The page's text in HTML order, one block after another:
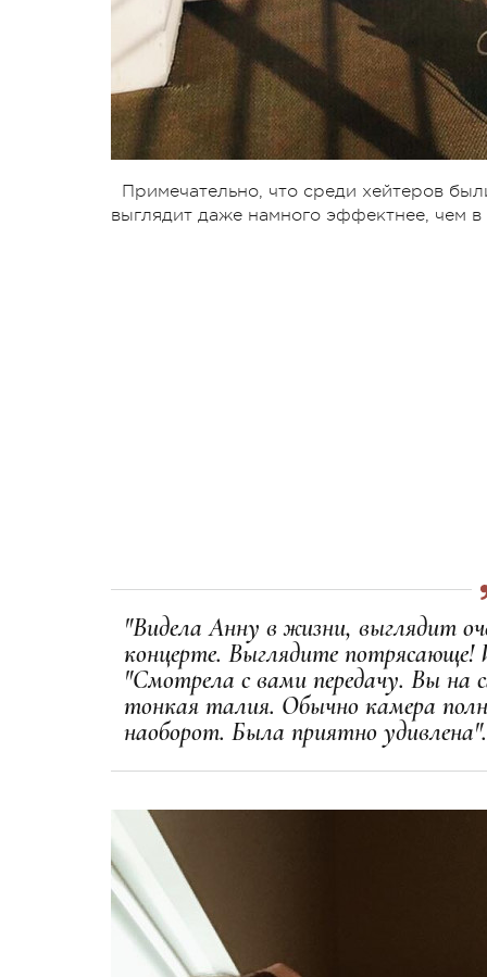
Примечательно, что среди хейтеров
выглядит даже намного эффектнее, чем в
"Видела Анну в жизни, выглядит
концерте. Выглядите
"Смотрела с вами передачу. Вы на
тонкая талия. Обычно камера
наоборот. Была приятно удивлена".